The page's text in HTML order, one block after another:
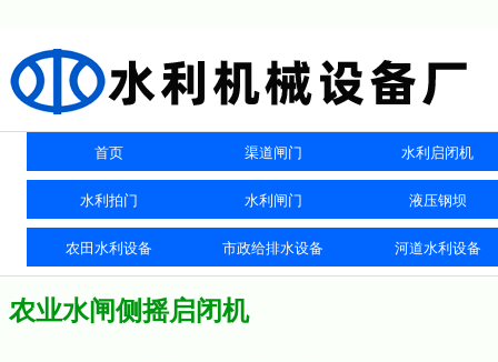
首页 渠道闸门 水利启闭机
水利拍门 水利闸门 液压钢坝
农田水利设备 市政给排水设备 河道水利设备
农业水闸侧摇启闭机